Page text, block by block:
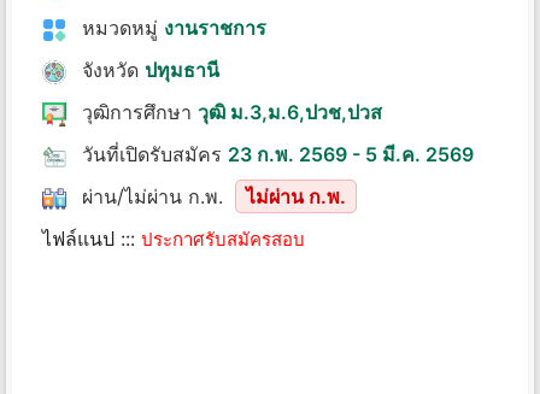
หมวดหมู่ งานราชการ
จังหวัด ปทุมธานี
วุฒิการศึกษา วุฒิ ม.3,ม.6,ปวช,ปวส
วันที่เปิดรับสมัคร 23 ก.พ. 2569 - 5 มี.ค. 2569
ผ่าน/ไม่ผ่าน ก.พ.
ไม่ผ่าน ก.พ.
ไฟล์แนป ::: ประกาศรับสมัครสอบ